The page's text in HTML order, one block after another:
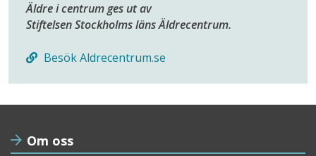
Äldre i centrum ges ut av
Stiftelsen Stockholms läns Äldrecentrum.
Besök Aldrecentrum.se
Om oss